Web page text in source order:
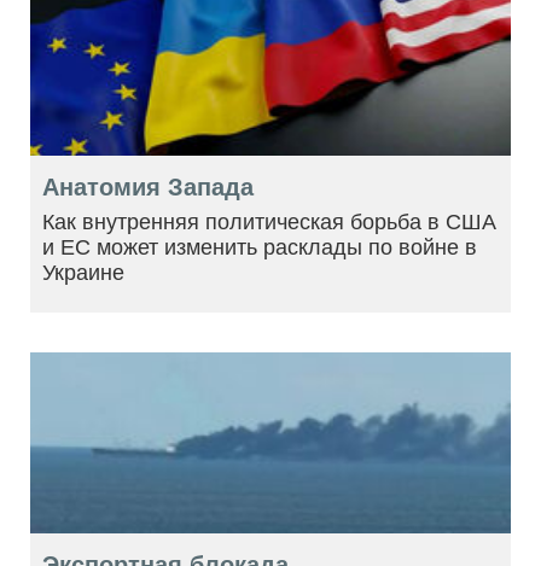
Анатомия Запада
Как внутренняя политическая борьба в США
и ЕС может изменить расклады по войне в
Украине